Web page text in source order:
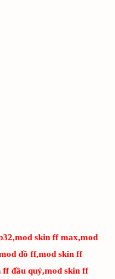
skin ff max,mod
đồ ff,mod skin ff
đầu quỷ,mod skin ff